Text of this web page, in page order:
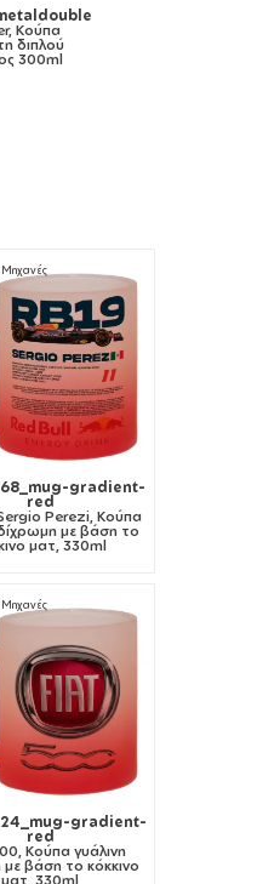
#KP_14607_lunchbox_b
Land Rover, Παιδικό δοχείο
185x128x65mm (BPA free
Μηχανές
gradient-
red
Perezi, Κούπα
με βάση το
ματ, 330ml
Μηχανές
gradient-
red
Κούπα γυάλινη
βάση το κόκκινο
ματ, 330ml